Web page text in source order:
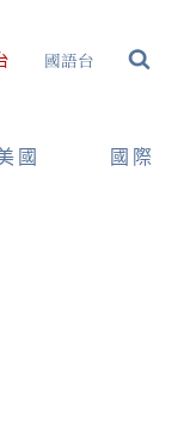
國語台
國 國際